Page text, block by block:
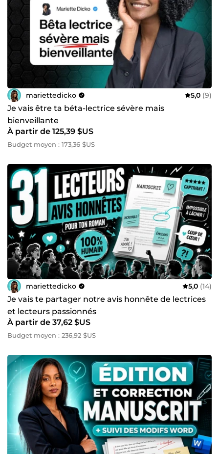
mariettedicko 5,0 (9)
Je vais être ta béta-lectrice sévère mais
bienveillante
À partir de 125,39 $US
Budget moyen : 173,36 $US
mariettedicko 5,0 (14)
Je vais te partager notre avis honnête de lectrices
et lecteurs passionnés
À partir de 37,62 $US
Budget moyen : 236,92 $US